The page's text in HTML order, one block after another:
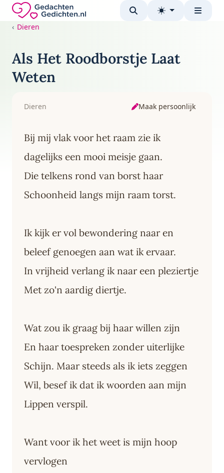
Direct naar de inhoud
Gedachten-Gedichten.nl — naar de homepage
Dieren
Als Het Roodborstje Laat
Weten
Dieren Maak persoonlijk
Bij mij vlak voor het raam zie ik
dagelijks een mooi meisje gaan.
Die telkens rond van borst haar
Schoonheid langs mijn raam torst.
Ik kijk er vol bewondering naar en
beleef genoegen aan wat ik ervaar.
In vrijheid verlang ik naar een pleziertje
Met zo'n aardig diertje.
Wat zou ik graag bij haar willen zijn
En haar toespreken zonder uiterlijke
Schijn. Maar steeds als ik iets zeggen
Wil, besef ik dat ik woorden aan mijn
Lippen verspil.
Want voor ik het weet is mijn hoop
vervlogen